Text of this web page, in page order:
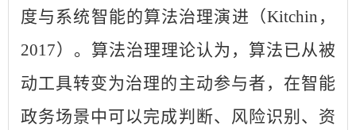
度与系统智能的算法治理演进（Kitchin，
2017）。算法治理理论认为，算法已从被
动工具转变为治理的主动参与者，在智能
政务场景中可以完成判断、风险识别、资